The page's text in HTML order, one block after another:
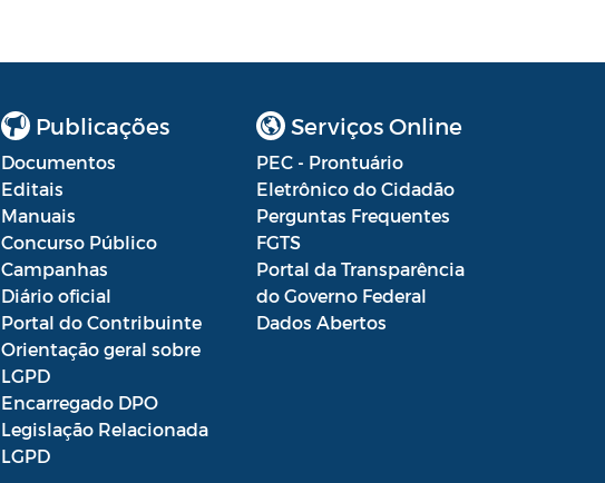
Publicações
Documentos
Editais
Manuais
Concurso Público
Campanhas
Diário oficial
Portal do Contribuinte
Orientação geral sobre
LGPD
Encarregado DPO
Legislação Relacionada
LGPD
Serviços Online
PEC - Prontuário
Eletrônico do Cidadão
Perguntas Frequentes
FGTS
Portal da Transparência
do Governo Federal
Dados Abertos